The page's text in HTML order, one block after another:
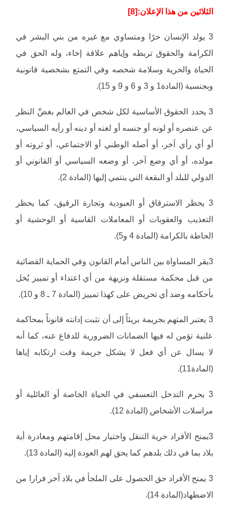
الثلاثين من هذا الإعلان:[8]
3 يولد الإنسان حرًا ومتساوي مع غيره من بني البشر في
الكرامة والحقوق تربطه وإياهم علاقة إخاء، وله الحق في
الحياة والحرية وسلامة شخصه وفي التمتع بشخصية قانونية
وبجنسية (المادة1 و 3 و 6 و 9 و 15).
3 يحدد الحقوق الأساسية لكل شخص في العالم بغضِّ النظر
عن عنصره أو لونه أو جنسه أو لغته أو دينه أو رأيه السياسي،
أو أي رأي آخر، أو أصله الوطني أو الاجتماعي، أو ثروته أو
مولده، أو أي وضع آخر، أو وضعه السياسي أو القانوني أو
الدولي للبلد أو البقعة التي ينتمي إليها (المادة 2).
3 يحظر الاسترقاق أو العبودية وتجارة الرقيق، كما يحظر
التعذيب والعقوبات أو المعاملات القاسية أو الوحشية أو
الحاطة بالكرامة (المادة 4 و5).
3يقر المساواة بين الناس أمام القانون وفي الحماية القضائية
من قبل محكمة مستقلة ونزيهة من أي اعتداء أو تمييز يُخل
بأحكامه وضد أي تحريض على كهذا تمييز (المادة 7 ـ 8 و 10).
3 يعتبر المتهم بجريمة بريئاً إلى أن تثبت إدانته قانوناً بمحاكمة
علنية تؤمن له فيها الضمانات الضرورية للدفاع عنه، كما أنه
لا يسال عن أي فعل لا يشكل جريمة وقت ارتكابه إياها
(المادة11).
3 يحرم التدخل التعسفي في الحياة الخاصة أو العائلية أو
مراسلات الأشخاص (المادة 12).
3يمنح الأفراد حرية التنقل واختيار محل إقامتهم ومغادرة أية
بلاد بما في ذلك بلدهم كما يحق لهم العودة إليه (المادة 13).
3 يمنح الأفراد حق الحصول على الملجأ في بلاد آخر فرارا من
الاضطهاد(المادة 14).